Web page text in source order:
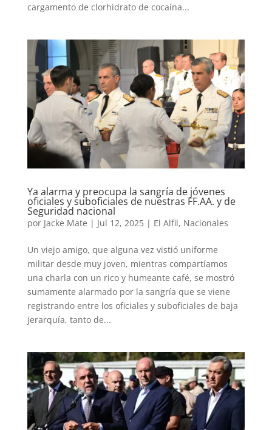
cargamento de clorhidrato de cocaína...
Ya alarma y preocupa la sangría de jóvenes
oficiales y suboficiales de nuestras FF.AA. y de
Seguridad nacional
por Jacke Mate | Jul 12, 2025| El Alfil, Nacionales
Un viejo amigo, que alguna vez vistió uniforme
militar desde muy joven, mientras compartíamos
una charla con un rico y humeante café, se mostró
sumamente alarmado por la sangría que se viene
registrando entre los oficiales y suboficiales de baja
jerarquía, tanto de...